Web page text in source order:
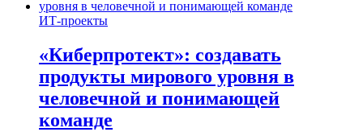
ИТ-проекты
«Киберпротект»: создавать
продукты мирового уровня в
человечной и понимающей
команде